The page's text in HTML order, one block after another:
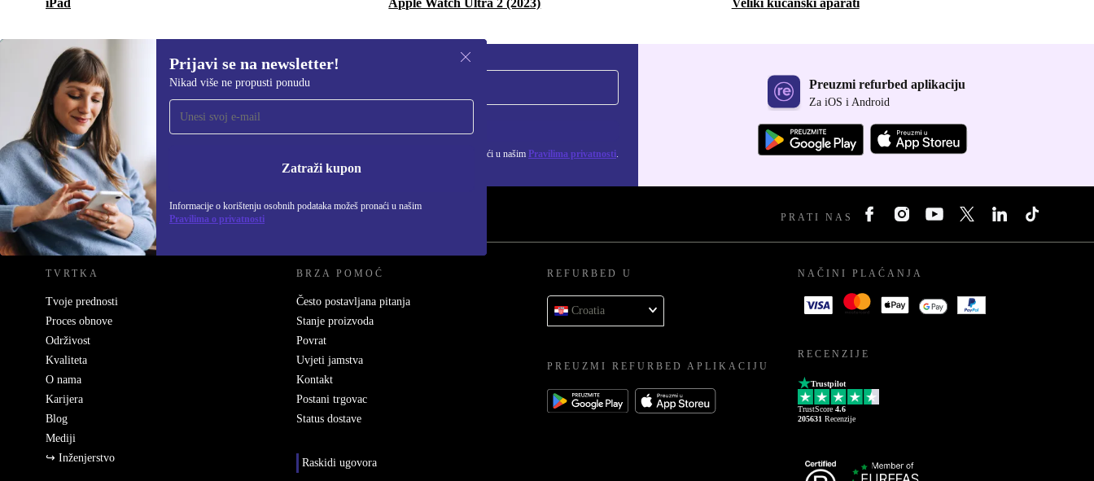
iPad Apple Watch Ultra 2 (2023) Veliki kućanski aparati
Prijavi se na newsletter!
Nikad više ne propusti ponudu
Zatraži kupon
Informacije o korištenju osobnih podataka možeš pronaći u našim
Pravilima o privatnosti
Prijavi se na newsletter!
Nikad više ne propusti ponudu. Zatraži kupon
Informacije o korištenju osobnih podataka možeš pronaći u našim Pravilima privatnosti.
Preuzmi refurbed aplikaciju
Za iOS i Android
REFURBED HRVATSKA - RETHINK NEW. PRATI NAS
TVRTKA
Tvoje prednosti
Proces obnove
Održivost
Kvaliteta
O nama
Karijera
Blog
Mediji
↪ Inženjerstvo
BRZA POMOĆ
Često postavljana pitanja
Stanje proizvoda
Povrat
Uvjeti jamstva
Kontakt
Postani trgovac
Status dostave
Raskidi ugovora
REFURBED U
Croatia
PREUZMI REFURBED APLIKACIJU
NAČINI PLAĆANJA
RECENZIJE
Trustpilot
TrustScore 4.6
205631 Recenzije